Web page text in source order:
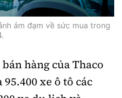
ảm đạm về sức mua trong
hàng của Thaco
xe ô tô các